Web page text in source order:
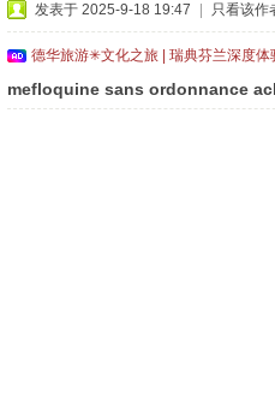
发表于 2025-9-18 19:47 只看该作
德华旅游✳文化之旅 | 瑞典芬兰深度
mefloquine sans ordonnance